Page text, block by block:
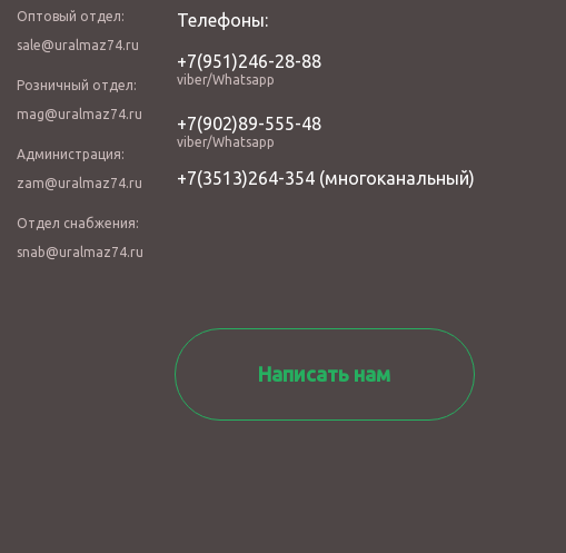
Оптовый отдел:
sale@uralmaz74.ru
Розничный отдел:
mag@uralmaz74.ru
Администрация:
zam@uralmaz74.ru
Отдел снабжения:
snab@uralmaz74.ru
Телефоны:
+7(951)246-28-88
viber/Whatsapp
+7(902)89-555-48
viber/Whatsapp
+7(3513)264-354(многоканальный)
Написать нам